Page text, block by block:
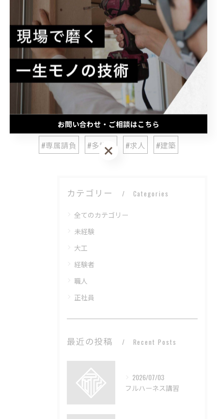
#新卒
#転職 #千葉
#福利厚生
#リフォーム
#工務店 #20代
#直行直帰
#見習い
#学歴不問
#スキルアップ
#リノベーション
#高卒 #進路
#経験者
#募集
#ヘリンボーン #職人
#土台
#ハローワーク #社会人
#メリット
#専属請負
#多様性 #求人 #建築
カテゴリー Categories
全てのカテゴリー
未経験
大工
経験者
職人
正社員
最近の投稿 Recent Posts
2026/07/03
フルハーネス講習
お問い合わせ・ご相談はこちら
お問い合わせ・ご相談はこちら